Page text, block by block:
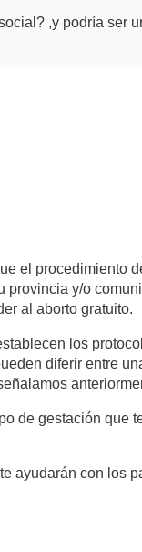
,y podría ser
el procedimiento
y/o
al aborto gratuito.
los
diferir entre
de gestación que
ayudarán con los